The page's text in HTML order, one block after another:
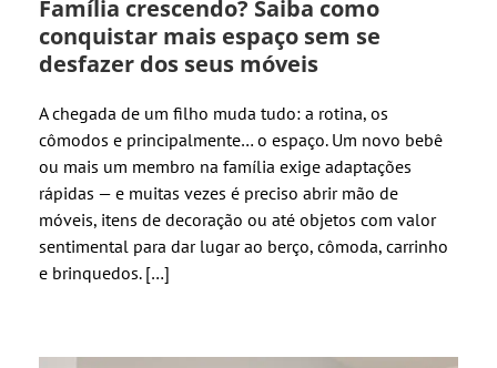
Família crescendo? Saiba como
conquistar mais espaço sem se
desfazer dos seus móveis
A chegada de um filho muda tudo: a rotina, os
cômodos e principalmente… o espaço. Um novo bebê
ou mais um membro na família exige adaptações
rápidas — e muitas vezes é preciso abrir mão de
móveis, itens de decoração ou até objetos com valor
sentimental para dar lugar ao berço, cômoda, carrinho
e brinquedos. […]